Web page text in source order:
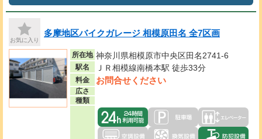
お気に入り
多摩地区バイクガレージ 相模原田名 全7区画
所在地 神奈川県相模原市中央区田名2741-6
駅名 ＪＲ相模線南橋本駅 徒歩33分
料金 お問合せください
広さ
種類